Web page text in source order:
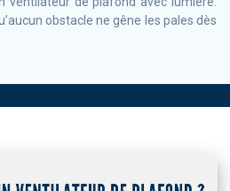
obstacle ne gêne les pales dès